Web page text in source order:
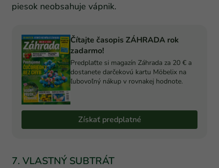
piesok neobsahuje vápnik.
Čítajte časopis ZÁHRADA rok
zadarmo!
Predplaťte si magazín Záhrada za 20 € a
dostanete darčekovú kartu Möbelix na
ľubovoľný nákup v rovnakej hodnote.
Získať predplatné
7. VLASTNÝ SUBTRÁT